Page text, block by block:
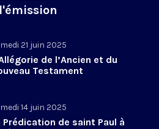
21 juin 2025
de l’Ancien et du
Testament
14 juin 2025
Prédication de saint Paul à